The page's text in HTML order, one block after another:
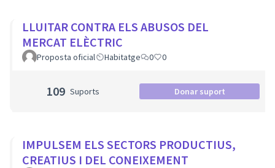
LLUITAR CONTRA ELS ABUSOS DEL
MERCAT ELÈCTRIC
Proposta oficial Habitatge 0 0
109 Suports Donar suport
IMPULSEM ELS SECTORS PRODUCTIUS,
CREATIUS I DEL CONEIXEMENT